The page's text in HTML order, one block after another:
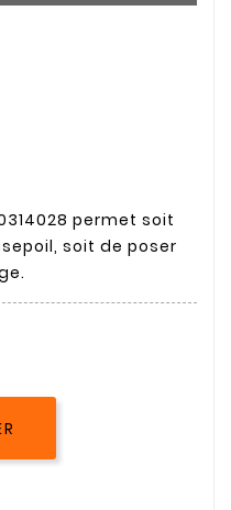
permet soit
soit de poser